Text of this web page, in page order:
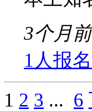
3个月
1人报名
1 2 3 ... 6